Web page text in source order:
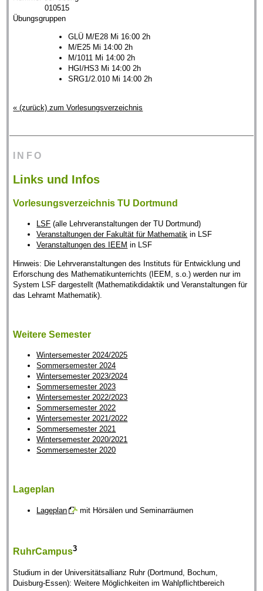
010515
Übungsgruppen
GLÜ M/E28 Mi 16:00 2h
M/E25 Mi 14:00 2h
M/1011 Mi 14:00 2h
HGI/HS3 Mi 14:00 2h
SRG1/2.010 Mi 14:00 2h
« (zurück) zum Vorlesungsverzeichnis
INFO
Links und Infos
Vorlesungsverzeichnis TU Dortmund
LSF (alle Lehrveranstaltungen der TU Dortmund)
Veranstaltungen der Fakultät für Mathematik in LSF
Veranstaltungen des IEEM in LSF
Hinweis: Die Lehrveranstaltungen des Instituts für Entwicklung und
Erforschung des Mathematikunterrichts (IEEM, s.o.) werden nur im
System LSF dargestellt (Mathematikdidaktik und Veranstaltungen für
das Lehramt Mathematik).
Weitere Semester
Wintersemester 2024/2025
Sommersemester 2024
Wintersemester 2023/2024
Sommersemester 2023
Wintersemester 2022/2023
Sommersemester 2022
Wintersemester 2021/2022
Sommersemester 2021
Wintersemester 2020/2021
Sommersemester 2020
Lageplan
Lageplan mit Hörsälen und Seminarräumen
RuhrCampus3
Studium in der Universitätsallianz Ruhr (Dortmund, Bochum,
Duisburg-Essen): Weitere Möglichkeiten im Wahlpflichtbereich